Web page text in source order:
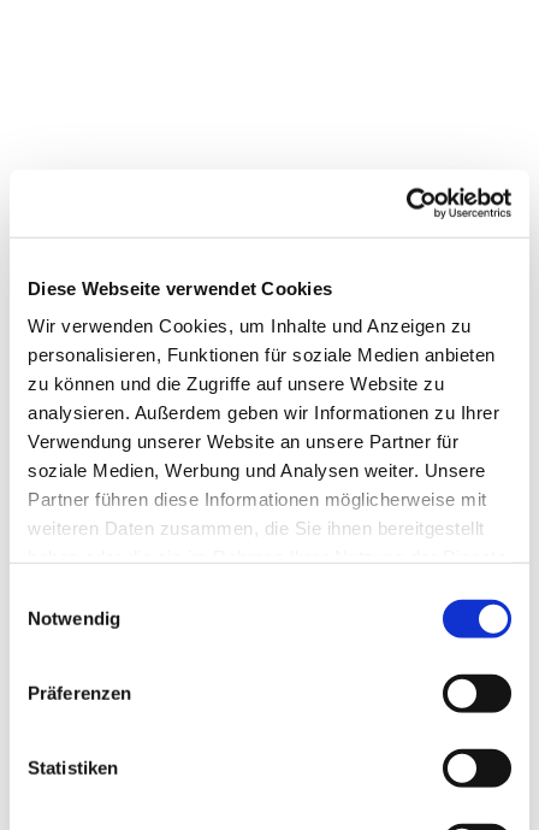
Diese Webseite verwendet Cookies
Wir verwenden Cookies, um Inhalte und Anzeigen zu
personalisieren, Funktionen für soziale Medien anbieten
zu können und die Zugriffe auf unsere Website zu
analysieren. Außerdem geben wir Informationen zu Ihrer
Verwendung unserer Website an unsere Partner für
soziale Medien, Werbung und Analysen weiter. Unsere
Partner führen diese Informationen möglicherweise mit
weiteren Daten zusammen, die Sie ihnen bereitgestellt
Notwendig
Präferenzen
Statistiken
Dies könnte Sie auch
interessieren